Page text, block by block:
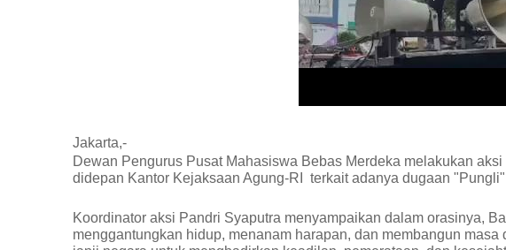
Jakarta,-
Dewan Pengurus Pusat Mahasiswa Bebas Merdeka melakukan
didepan Kantor Kejaksaan Agung-RI terkait adanya dugaan
Koordinator aksi Pandri Syaputra menyampaikan dalam orasinya,
menggantungkan hidup, menanam harapan, dan membangun